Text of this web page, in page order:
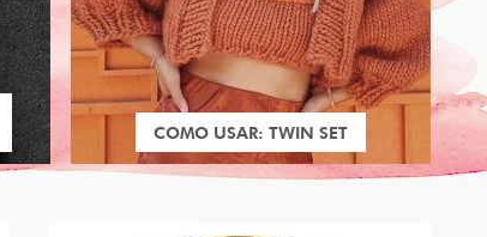
COMO USAR: TWIN SET